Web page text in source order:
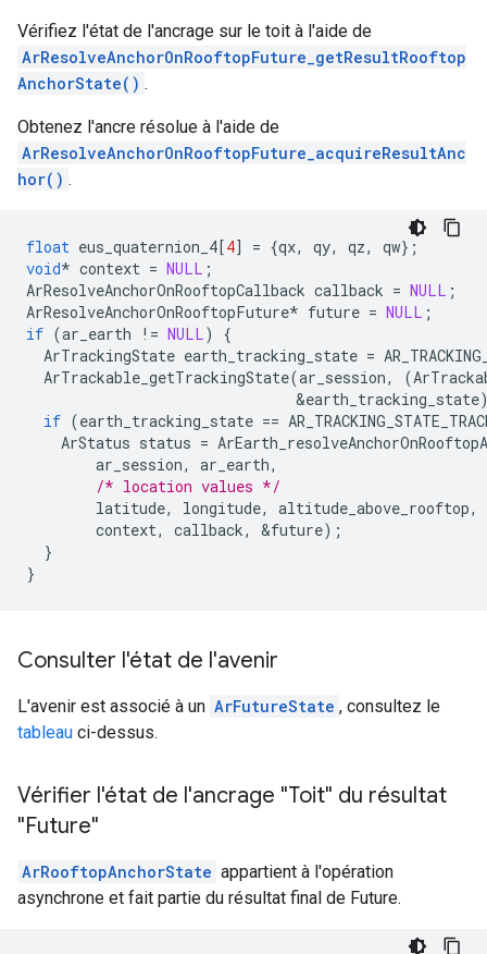
Vérifiez l'état de l'ancrage sur le toit à l'aide de
ArResolveAnchorOnRooftopFuture_getResultRooftop
AnchorState() .
Obtenez l'ancre résolue à l'aide de
ArResolveAnchorOnRooftopFuture_acquireResultAnc
hor() .
float eus_quaternion_4 [4] = {qx, qy, qz, qw};
void* context = NULL ;
ArResolveAnchorOnRooftopCallback callback = NULL ;
ArResolveAnchorOnRooftopFuture* future = NULL ;
if (ar_earth != NULL)
{
ArTrackingState earth_tracking_state =
ArTrackable_getTrackingState(ar_session, (
&earth_tracking_state
if (earth_tracking_state ==
ArStatus status =
ar_session, ar_earth,
/* location values */
latitude, longitude, altitude_above_rooftop,
context, callback, &future);
}
}
Consulter l'état de l'avenir
L'avenir est associé à un ArFutureState , consultez le
tableau ci-dessus.
Vérifier l'état de l'ancrage "Toit" du résultat
"Future"
ArRooftopAnchorState appartient à l'opération
asynchrone et fait partie du résultat final de Future.